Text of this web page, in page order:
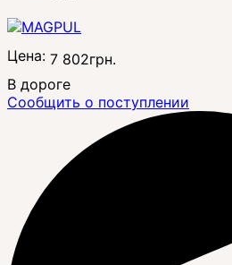
Цена: 7 802грн.
В дороге
Сообщить о поступлении